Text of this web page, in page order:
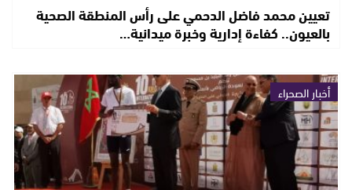
تعيين محمد فاضل الدحمي على رأس المنطقة الصحية
بالعيون.. كفاءة إدارية وخبرة ميدانية…
أخبار الصحراء